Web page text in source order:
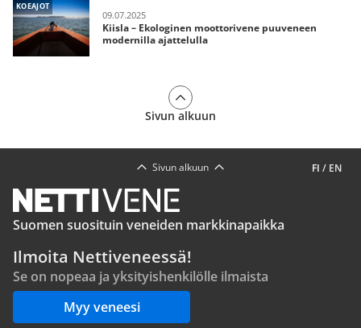
KOEAJOT
09.07.2025
Kiisla – Ekologinen moottorivene puuveneen
modernilla ajattelulla
Sivun alkuun
FI / EN
Sivun alkuun
Suomen suosituin veneiden markkinapaikka
Ilmoita Nettiveneessä!
Se on nopeaa ja yksityishenkilölle ilmaista
Myy veneesi